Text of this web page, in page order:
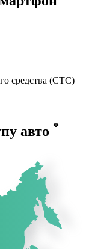
средства (СТС)
авто *